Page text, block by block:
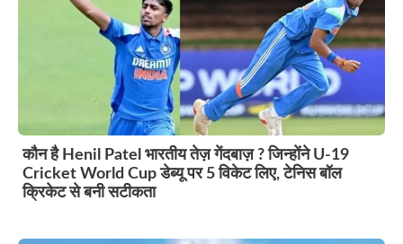
कौन है Henil Patel भारतीय तेज़ गेंदबाज़ ? जिन्होंने U-19
Cricket World Cup डेब्यू पर 5 विकेट लिए, टेनिस बॉल
क्रिकेट से बनी सटीकता